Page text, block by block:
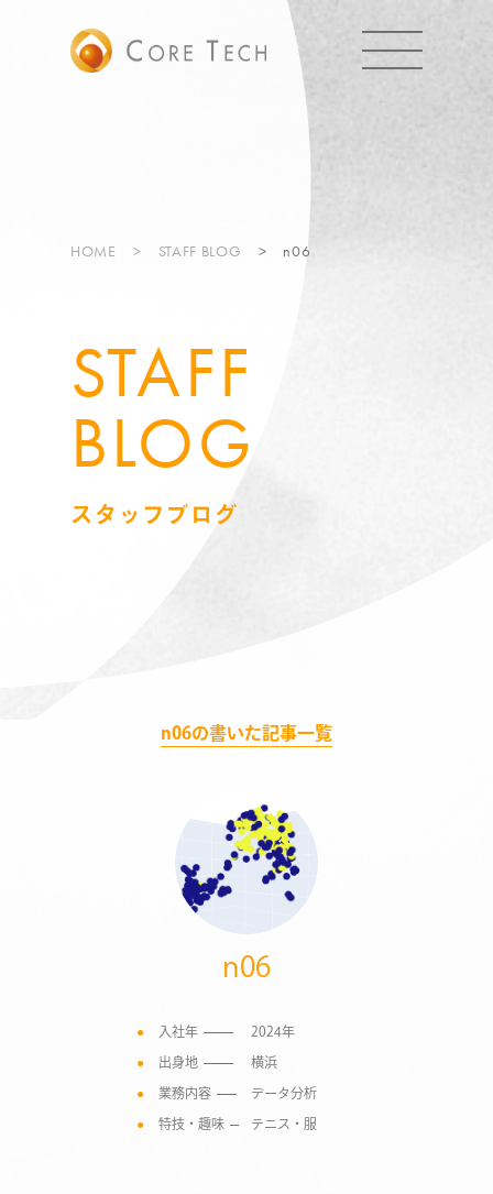
HOME STAFF BLOG n06
STAFF
BLOG
スタッフブログ
n06の書いた記事一覧
n06
入社年 2024年
出身地 横浜
業務内容 データ分析
特技・趣味 テニス・服